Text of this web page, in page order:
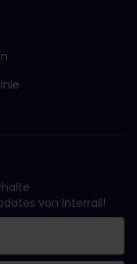
von Interrail!